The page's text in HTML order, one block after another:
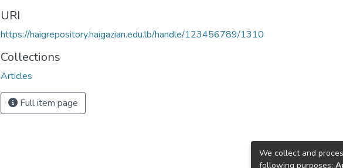
URI
https://haigrepository.haigazian.edu.lb/handle/123456789/1310
Collections
Articles
Full item page
We collect and
following purposes: